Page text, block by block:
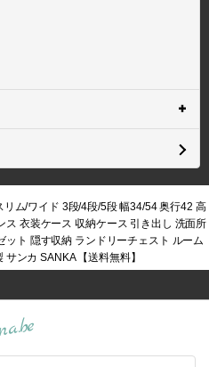
ム/ワイド 3段/4段/5段 幅34/54 奥行42 高
ス 衣装ケース 収納ケース 引き出し 洗面所
ット 隠す収納 ランドリーチェスト ルーム
サンカ SANKA 【送料無料】